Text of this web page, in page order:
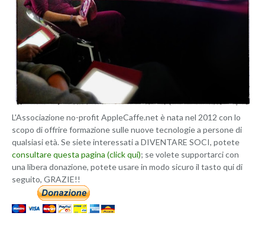
L'Associazione no-profit AppleCaffe.net è nata nel 2012 con lo
scopo di offrire formazione sulle nuove tecnologie a persone di
qualsiasi età. Se siete interessati a DIVENTARE SOCI, potete
consultare questa pagina (click qui); se volete supportarci con
una libera donazione, potete usare in modo sicuro il tasto qui di
seguito, GRAZIE!!